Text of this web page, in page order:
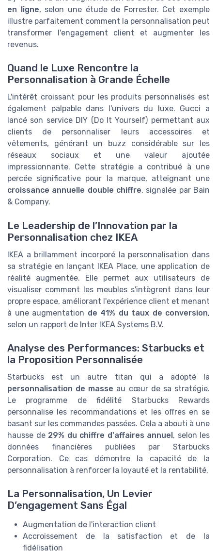
en ligne, selon une étude de Forrester. Cet exemple
illustre parfaitement comment la personnalisation peut
transformer l'engagement client et augmenter les
revenus.
Quand le Luxe Rencontre la
Personnalisation à Grande Échelle
L'intérêt croissant pour les produits personnalisés est
également palpable dans l'univers du luxe. Gucci a
lancé son service DIY (Do It Yourself) permettant aux
clients de personnaliser leurs accessoires et
vêtements, générant un buzz considérable sur les
réseaux sociaux et une valeur ajoutée
impressionnante. Cette stratégie a contribué à une
percée significative pour la marque, atteignant une
croissance annuelle double chiffre, signalée par Bain
& Company.
Le Leadership de l’Innovation par la
Personnalisation chez IKEA
IKEA a brillamment incorporé la personnalisation dans
sa stratégie en lançant IKEA Place, une application de
réalité augmentée. Elle permet aux utilisateurs de
visualiser comment les meubles s'intègrent dans leur
propre espace, améliorant l'expérience client et menant
à une augmentation de 41% du taux de conversion,
selon un rapport de Inter IKEA Systems B.V.
Analyse des Performances: Starbucks et
la Proposition Personnalisée
Starbucks est un autre titan qui a adopté la
personnalisation de masse au cœur de sa stratégie.
Le programme de fidélité Starbucks Rewards
personnalise les recommandations et les offres en se
basant sur les commandes passées. Cela a abouti à une
hausse de 29% du chiffre d'affaires annuel, selon les
données financières publiées par Starbucks
Corporation. Ce cas démontre la capacité de la
personnalisation à renforcer la loyauté et la rentabilité.
La Personnalisation, Un Levier
D’engagement Sans Égal
Augmentation de l'interaction client
Accroissement de la satisfaction et de la
fidélisation